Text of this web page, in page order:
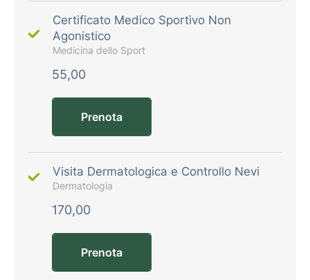
Certificato Medico Sportivo Non
Agonistico
Medicina dello Sport
55,00
Prenota
Visita Dermatologica e Controllo Nevi
Dermatologia
170,00
Prenota